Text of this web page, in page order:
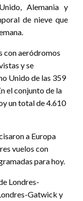
Alemania y
de nieve que
con aeródromos
y se
Unido de las 359
el conjunto de la
un total de 4.610
a Europa
vuelos con
para hoy.
Londres-
Gatwick y